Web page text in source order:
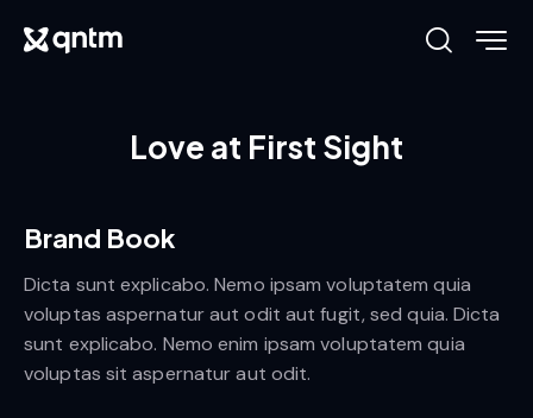
Love at First Sight
Brand Book
Dicta sunt explicabo. Nemo ipsam voluptatem quia
voluptas aspernatur aut odit aut fugit, sed quia. Dicta
sunt explicabo. Nemo enim ipsam voluptatem quia
voluptas sit aspernatur aut odit.